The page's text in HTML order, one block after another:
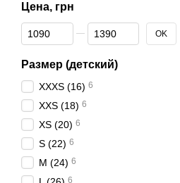
Цена, грн
От Цена, грн
До Цена, грн OK
Размер (детский)
XXXS (16) 6
XXS (18) 6
XS (20) 6
S (22) 6
M (24) 6
6